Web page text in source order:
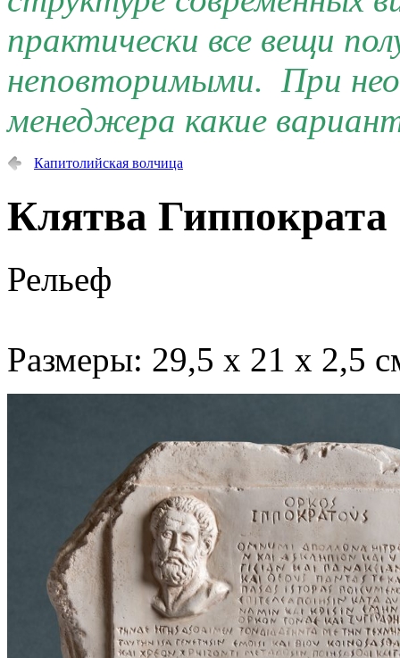
практически все вещи
неповторимыми. При
менеджера какие
Капитолийская волчица
Клятва Гиппократа
Рельеф
Размеры: 29,5 х 21 х 2,5